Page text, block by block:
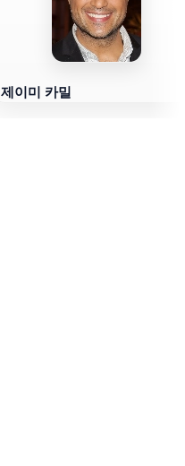
제이미 카밀